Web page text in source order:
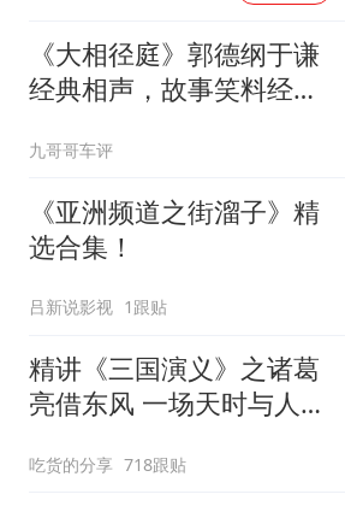
《大相径庭》郭德纲于谦
经典相声，故事笑料经典
九哥哥车评
《亚洲频道之街溜子》精
选合集！
吕新说影视 1跟贴
精讲《三国演义》之诸葛
亮借东风 一场天时与人性
吃货的分享 718跟贴